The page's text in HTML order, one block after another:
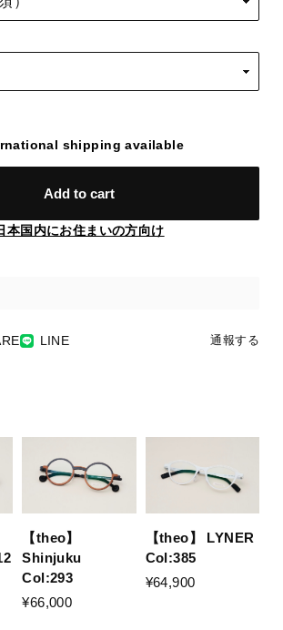
shipping available
Add to cart
本国内にお住まいの方向け
LINE 通報する
【theo】
Shinjuku
Col:293
¥66,000
【theo】 LYNER
Col:385
¥64,900